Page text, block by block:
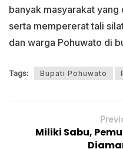
banyak masyarakat
serta mempererat tali
dan warga Pohuwato di
Tags: Bupati Pohuwato
Miliki Sabu,